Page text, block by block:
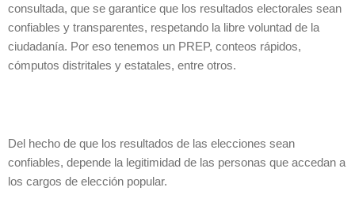
consultada, que se garantice que los resultados electorales sean
confiables y transparentes, respetando la libre voluntad de la
ciudadanía. Por eso tenemos un PREP, conteos rápidos,
cómputos distritales y estatales, entre otros.
Del hecho de que los resultados de las elecciones sean
confiables, depende la legitimidad de las personas que accedan a
los cargos de elección popular.